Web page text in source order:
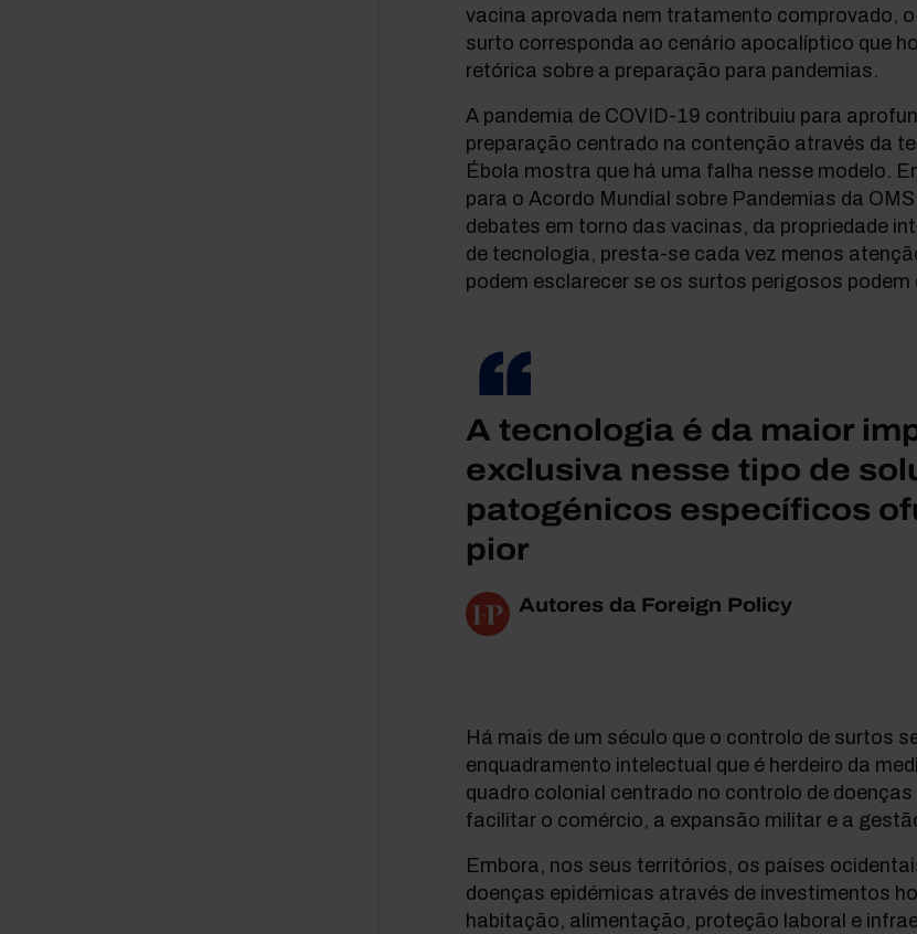
vacina aprovada nem tratamento comprovado,
surto corresponda ao cenário apocalíptico que
retórica sobre a preparação para pandemias.
A pandemia de COVID-19 contribuiu para
preparação centrado na contenção através da
Ébola mostra que há uma falha nesse modelo.
para o Acordo Mundial sobre Pandemias da
debates em torno das vacinas, da propriedade
de tecnologia, presta-se cada vez menos
podem esclarecer se os surtos perigosos
A tecnologia é da maior
exclusiva nesse tipo de
patogénicos específicos
pior
Autores da Foreign Policy
Há mais de um século que o controlo de surtos
enquadramento intelectual que é herdeiro da
quadro colonial centrado no controlo de
facilitar o comércio, a expansão militar e a
Embora, nos seus territórios, os países
doenças epidémicas através de investimentos
habitação, alimentação, proteção laboral e